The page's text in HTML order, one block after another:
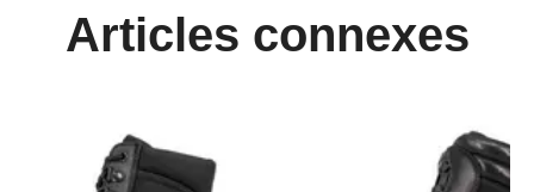
Articles connexes